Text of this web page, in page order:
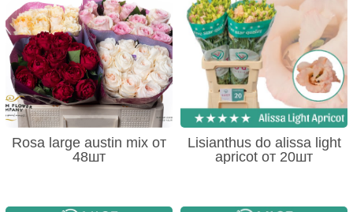
Rosa large austin mix от
48шт
Lisianthus do alissa light
apricot от 20шт